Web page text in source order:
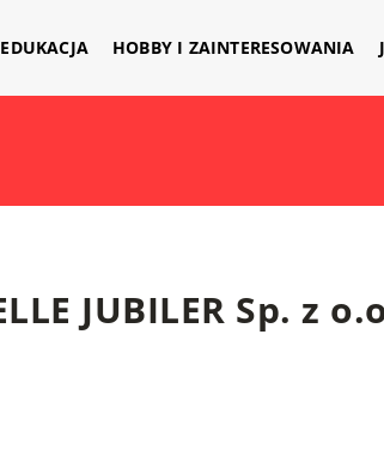
EDUKACJA HOBBY I ZAINTERESOWANIA
JUBILER Sp. z